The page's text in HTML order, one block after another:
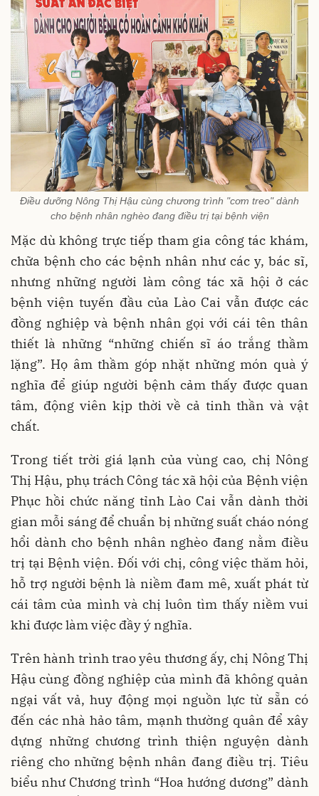
Điều dưỡng Nông Thị Hậu cùng chương trình "cơm treo" dành
cho bệnh nhân nghèo đang điều trị tại bệnh viện
Mặc dù không trực tiếp tham gia công tác khám,
chữa bệnh cho các bệnh nhân như các y, bác sĩ,
nhưng những người làm công tác xã hội ở các
bệnh viện tuyến đầu của Lào Cai vẫn được các
đồng nghiệp và bệnh nhân gọi với cái tên thân
thiết là những “những chiến sĩ áo trắng thầm
lặng”. Họ âm thầm góp nhặt những món quà ý
nghĩa để giúp người bệnh cảm thấy được quan
tâm, động viên kịp thời về cả tinh thần và vật
chất.
Trong tiết trời giá lạnh của vùng cao, chị Nông
Thị Hậu, phụ trách Công tác xã hội của Bệnh viện
Phục hồi chức năng tỉnh Lào Cai vẫn dành thời
gian mỗi sáng để chuẩn bị những suất cháo nóng
hổi dành cho bệnh nhân nghèo đang nằm điều
trị tại Bệnh viện. Đối với chị, công việc thăm hỏi,
hỗ trợ người bệnh là niềm đam mê, xuất phát từ
cái tâm của mình và chị luôn tìm thấy niềm vui
khi được làm việc đầy ý nghĩa.
Trên hành trình trao yêu thương ấy, chị Nông Thị
Hậu cùng đồng nghiệp của mình đã không quản
ngại vất vả, huy động mọi nguồn lực từ sẵn có
đến các nhà hảo tâm, mạnh thường quân để xây
dựng những chương trình thiện nguyện dành
riêng cho những bệnh nhân đang điều trị. Tiêu
biểu như Chương trình “Hoa hướng dương” dành